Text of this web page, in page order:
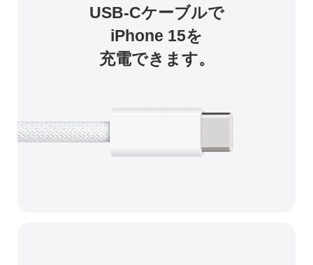
USB-Cケーブルで
iPhone 15を
充電できます。